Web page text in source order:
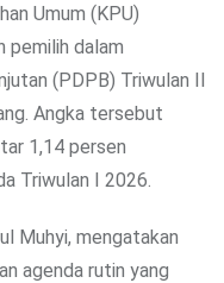
Umum (KPU)
pemilih dalam
(PDPB) Triwulan II
Angka tersebut
1,14 persen
Triwulan I 2026.
Muhyi, mengatakan
agenda rutin yang